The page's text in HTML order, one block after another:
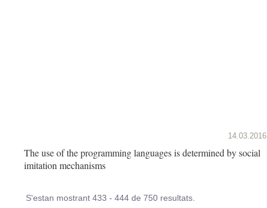
14.03.2016
The use of the programming languages is determined by social
imitation mechanisms
S'estan mostrant 433 - 444 de 750 resultats.